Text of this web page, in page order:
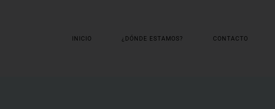
INICIO ¿DÓNDE ESTAMOS? CONTACTO